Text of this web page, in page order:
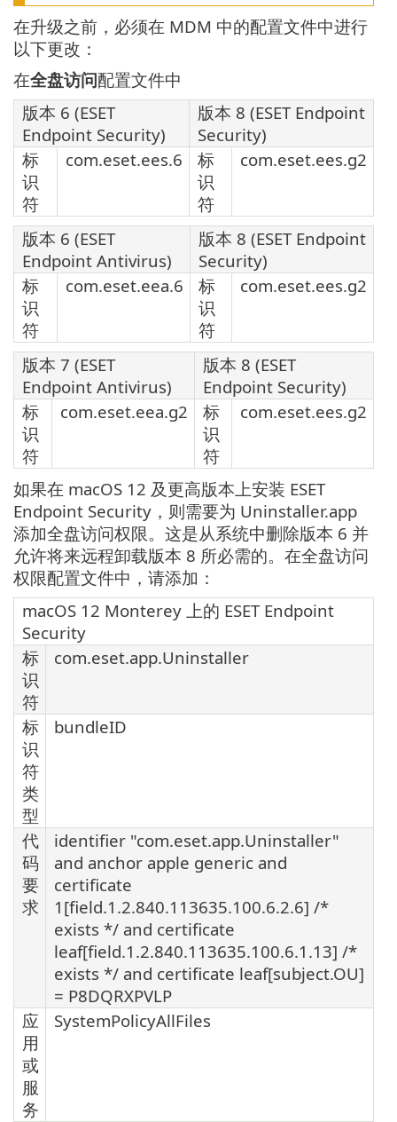
在升级之前，必须在 MDM 中的配置文件中进行
以下更改：
在全盘访问配置文件中
版本 6 (ESET
Endpoint Security)
版本 8 (ESET Endpoint
Security)
标
识
符
com.eset.ees.6
标
识
符
com.eset.ees.g2
版本 6 (ESET
Endpoint Antivirus)
版本 8 (ESET Endpoint
Security)
标
识
符
com.eset.eea.6
标
识
符
com.eset.ees.g2
版本 7 (ESET
Endpoint Antivirus)
版本 8 (ESET
Endpoint Security)
标
识
符
com.eset.eea.g2
标
识
符
com.eset.ees.g2
如果在 macOS 12 及更高版本上安装 ESET
Endpoint Security，则需要为 Uninstaller.app
添加全盘访问权限。这是从系统中删除版本 6 并
允许将来远程卸载版本 8 所必需的。在全盘访问
权限配置文件中，请添加：
macOS 12 Monterey 上的 ESET Endpoint
Security
标
识
符
com.eset.app.Uninstaller
标
识
符
类
型
bundleID
代
码
要
求
identifier "com.eset.app.Uninstaller"
and anchor apple generic and
certificate
1[field.1.2.840.113635.100.6.2.6] /*
exists */ and certificate
leaf[field.1.2.840.113635.100.6.1.13] /*
exists */ and certificate leaf[subject.OU]
= P8DQRXPVLP
应
用
或
服
务
SystemPolicyAllFiles